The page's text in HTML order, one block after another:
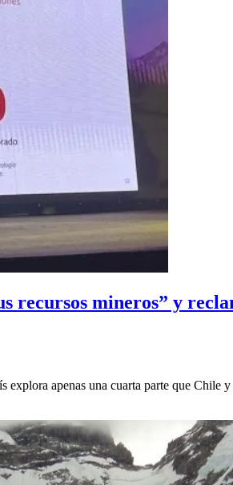
recursos mineros” y
explora apenas una cuarta parte que Chile